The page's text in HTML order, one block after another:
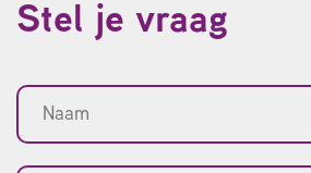
Stel je vraag